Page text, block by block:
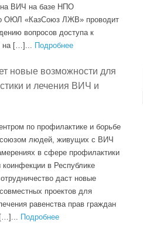
на ВИЧ на базе НПО
ОЮЛ «КазСоюз ЛЖВ» проводит
вопросов доступа к
на […]... Подробнее
новые возможности для
и лечения ВИЧ и
по профилактике и борьбе
людей, живущих с ВИЧ
в сфере профилактики
в Республике
даст новые
проектов для
равенства прав граждан
[…]... Подробнее